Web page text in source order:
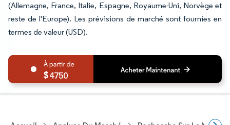
(Allemagne, France, Italie, Espagne, Royaume-Uni, Norvège et
reste de l'Europe). Les prévisions de marché sont fournies en
termes de valeur (USD).
4750